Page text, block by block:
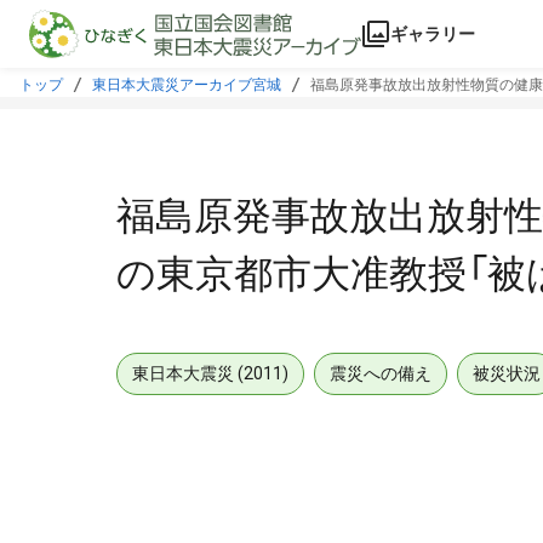
本文に飛ぶ
ギャラリー
トップ 東日本大震災アーカイブ宮城 福島原発事故放出放射性物質の健
福島原発事故放出放射
の東京都市大准教授「被
東日本大震災 (2011) 震災への備え 被災状況